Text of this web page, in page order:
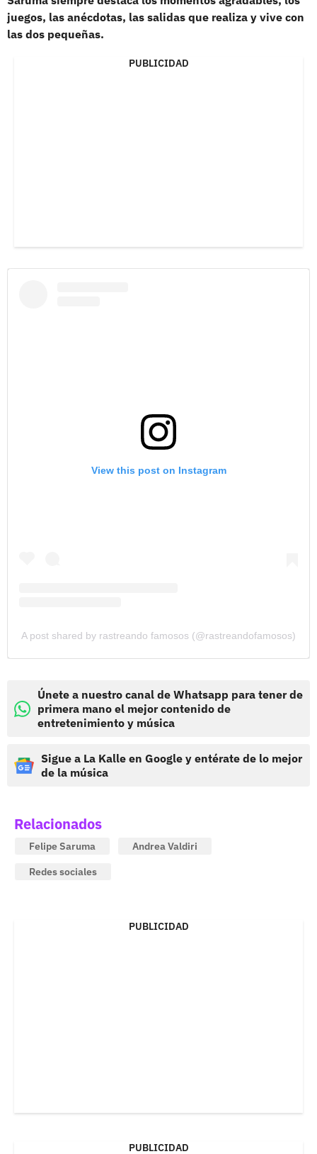
juegos, las anécdotas, las salidas que realiza y vive con
las dos pequeñas.
PUBLICIDAD
View this post on Instagram
A post shared by rastreando famosos (@rastreandofamosos)
Únete a nuestro canal de Whatsapp para tener de
primera mano el mejor contenido de
entretenimiento y música
Sigue a La Kalle en Google y entérate de lo mejor
de la música
Relacionados
Felipe Saruma
Andrea Valdiri
Redes sociales
PUBLICIDAD
PUBLICIDAD